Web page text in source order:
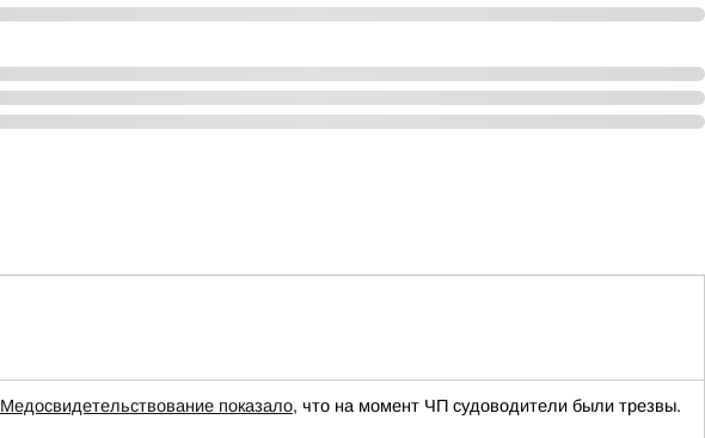
Медосвидетельствование показало, что на момент ЧП судоводители были трезвы.